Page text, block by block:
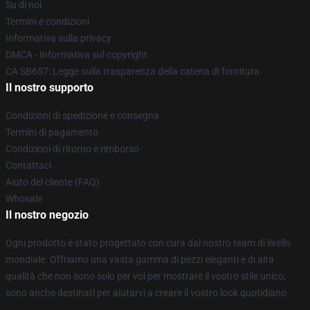
Su di noi
Termini e condizioni
Informativa sulla privacy
DMCA - Informativa sul copyright
CA SB657: Legge sulla trasparenza della catena di fornitura
Il nostro supporto
Condizioni di spedizione e consegna
Termini di pagamento
Condizioni di ritorno e rimborso
Contattaci
Aiuto del cliente (FAQ)
Whosale
Il nostro negozio
Ogni prodotto è stato progettato con cura dal nostro team di livello
mondiale. Offriamo una vasta gamma di pezzi eleganti e di alta
qualità che non sono solo per voi per mostrare il vostro stile unico;
sono anche destinati per aiutarvi a creare il vostro look quotidiano.